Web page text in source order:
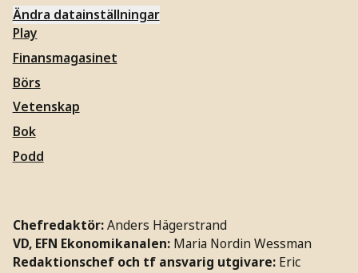
Ändra datainställningar
Play
Finansmagasinet
Börs
Vetenskap
Bok
Podd
Chefredaktör:Anders Hägerstrand
VD, EFN Ekonomikanalen: Maria Nordin Wessman
Redaktionschef och tf ansvarig utgivare: Eric